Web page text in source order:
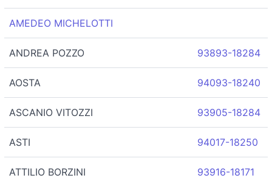
AMEDEO MICHELOTTI
ANDREA POZZO 93893-18284
AOSTA 94093-18240
ASCANIO VITOZZI 93905-18284
ASTI 94017-18250
ATTILIO BORZINI 93916-18171